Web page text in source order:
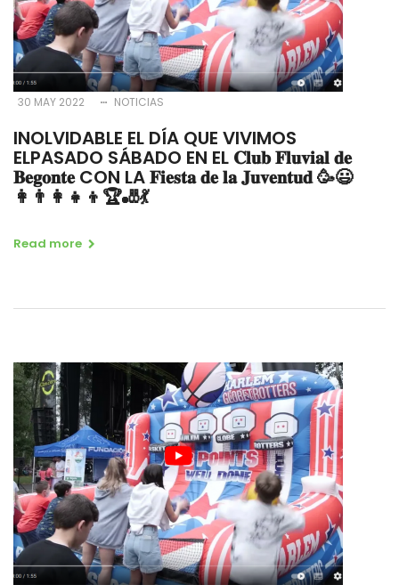
30 MAY 2022 NOTICIAS
INOLVIDABLE EL DÍA QUE VIVIMOS
ELPASADO SÁBADO EN EL 𝐂𝐥𝐮𝐛 𝐅𝐥𝐮𝐯𝐢𝐚𝐥 𝐝𝐞
𝐁𝐞𝐠𝐨𝐧𝐭𝐞 CON LA 𝐅𝐢𝐞𝐬𝐭𝐚 𝐝𝐞 𝐥𝐚 𝐉𝐮𝐯𝐞𝐧𝐭𝐮𝐝 🥳😃
👩‍👨‍👩‍👧‍👦🏆🎳💃
Read more